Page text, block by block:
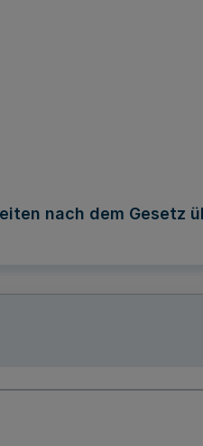
nach dem Gesetz